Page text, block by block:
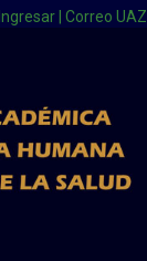
Ingresar Correo UAZ